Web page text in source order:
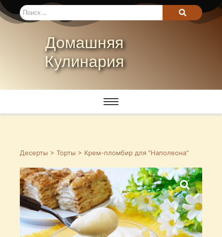
Домашняя
Кулинария
Десерты > Торты > Крем-пломбир для “Наполеона”